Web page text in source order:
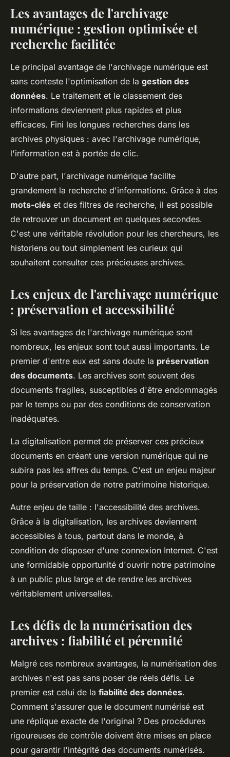
Les avantages de l'archivage
numérique : gestion optimisée et
recherche facilitée
Le principal avantage de l'archivage numérique est
sans conteste l'optimisation de la gestion des
données. Le traitement et le classement des
informations deviennent plus rapides et plus
efficaces. Fini les longues recherches dans les
archives physiques : avec l'archivage numérique,
l'information est à portée de clic.
D'autre part, l'archivage numérique facilite
grandement la recherche d'informations. Grâce à des
mots-clés et des filtres de recherche, il est possible
de retrouver un document en quelques secondes.
C'est une véritable révolution pour les chercheurs, les
historiens ou tout simplement les curieux qui
souhaitent consulter ces précieuses archives.
Les enjeux de l'archivage numérique
: préservation et accessibilité
Si les avantages de l'archivage numérique sont
nombreux, les enjeux sont tout aussi importants. Le
premier d'entre eux est sans doute la préservation
des documents. Les archives sont souvent des
documents fragiles, susceptibles d'être endommagés
par le temps ou par des conditions de conservation
inadéquates.
La digitalisation permet de préserver ces précieux
documents en créant une version numérique qui ne
subira pas les affres du temps. C'est un enjeu majeur
pour la préservation de notre patrimoine historique.
Autre enjeu de taille : l'accessibilité des archives.
Grâce à la digitalisation, les archives deviennent
accessibles à tous, partout dans le monde, à
condition de disposer d'une connexion Internet. C'est
une formidable opportunité d'ouvrir notre patrimoine
à un public plus large et de rendre les archives
véritablement universelles.
Les défis de la numérisation des
archives : fiabilité et pérennité
Malgré ces nombreux avantages, la numérisation des
archives n'est pas sans poser de réels défis. Le
premier est celui de la fiabilité des données.
Comment s'assurer que le document numérisé est
une réplique exacte de l'original ? Des procédures
rigoureuses de contrôle doivent être mises en place
pour garantir l'intégrité des documents numérisés.